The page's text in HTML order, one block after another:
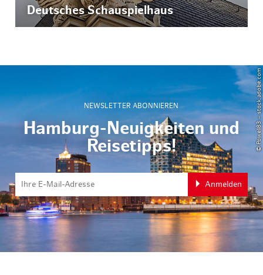
Deutsches Schauspielhaus
NEWSLETTER ABONNIEREN
Hamburg-Neuigkeiten und
Reisetipps!
Anmelden
© Powell83 – stock.adobe.com